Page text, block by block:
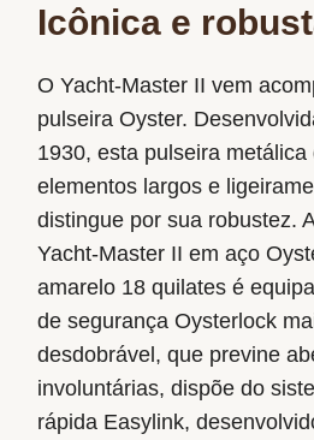
Icônica e
O Yacht-Master II vem
pulseira Oyster.
1930, esta pulseira
elementos largos e
distingue por sua robustez.
Yacht-Master II em aço
amarelo 18 quilates é
de segurança Oysterlock
desdobrável, que previne
involuntárias, dispõe do
rápida Easylink,